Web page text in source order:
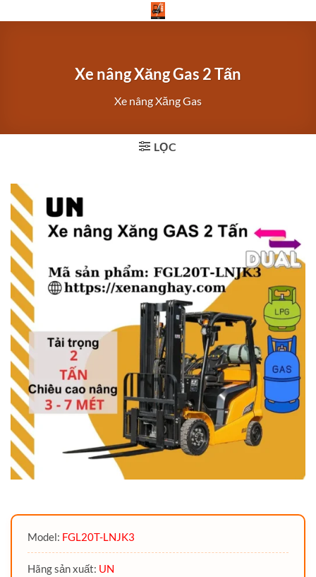
qua
Xe nâng Xăng Gas 2 Tấn
Xe nâng Xăng Gas
LỌC
Model: FGL20T-LNJK3
Hãng sản xuất: UN